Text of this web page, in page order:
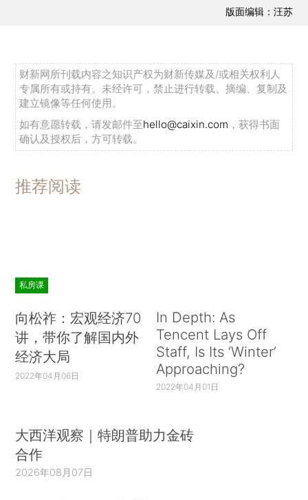
版面编辑：汪苏
财新网所刊载内容之知识产权为财新传媒及/或相关权利人
专属所有或持有。未经许可，禁止进行转载、摘编、复制及
建立镜像等任何使用。
如有意愿转载，请发邮件至hello@caixin.com ，获得书面
确认及授权后，方可转载。
推荐阅读
私房课
向松祚：宏观经济70
讲，带你了解国内外
经济大局
2022年04月06日
In Depth: As
Tencent Lays Off
Staff, Is Its ‘Winter’
Approaching?
2022年04月01日
大西洋观察｜特朗普助力金砖
合作
2026年08月07日